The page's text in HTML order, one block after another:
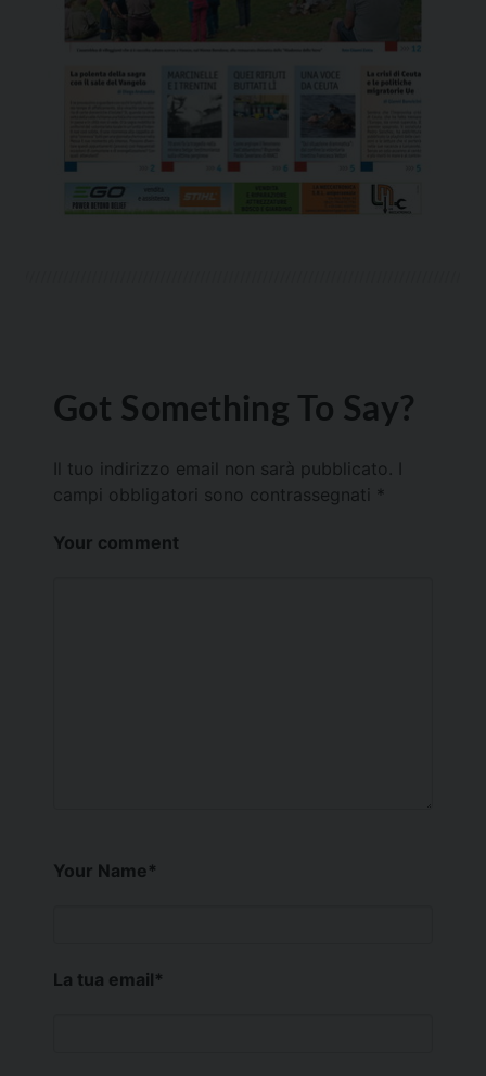
Got Something To Say?
Il tuo indirizzo email non sarà pubblicato.
campi obbligatori sono contrassegnati *
Your comment
Your Name*
La tua email*